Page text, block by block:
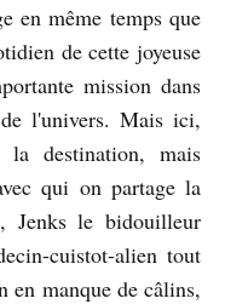
en même temps que
de cette joyeuse
mission dans
l'univers. Mais ici,
la destination, mais
qui on partage la
Jenks le bidouilleur
cuistot-alien tout
manque de câlins,